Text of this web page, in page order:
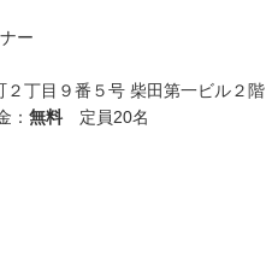
ー
丁目９番５号 柴田第一ビル２階
：無料 定員20名